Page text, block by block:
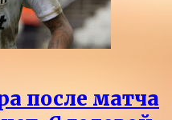
после матча